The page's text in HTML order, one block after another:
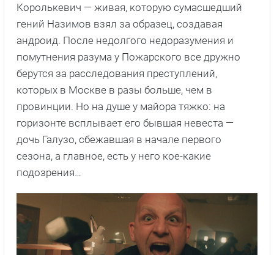
Королькевич — живая, которую сумасшедший
гений Назимов взял за образец, создавая
андроид. После недолгого недоразумения и
помутнения разума у Пожарского все дружно
берутся за расследования преступлений,
которых в Москве в разы больше, чем в
провинции. Но на душе у майора тяжко: на
горизонте всплывает его бывшая невеста —
дочь Галузо, сбежавшая в начале первого
сезона, а главное, есть у него кое-какие
подозрения…